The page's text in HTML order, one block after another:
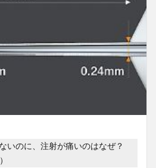
いのに、注射が痛いのはなぜ？